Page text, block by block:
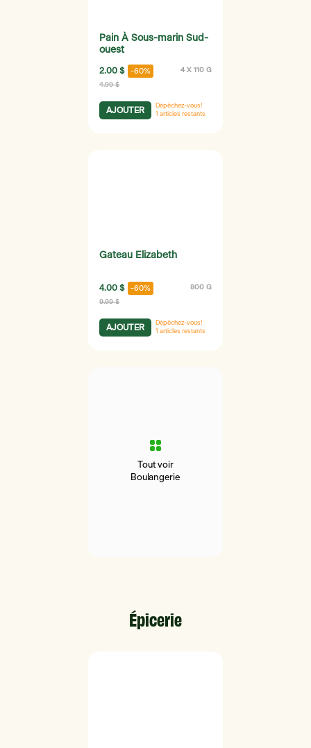
Pain À Sous-marin Sud-
ouest
2.00 $ -60% 4 X 110 G
4.99 $
AJOUTER
Dépêchez-vous!
1 articles restants
Gateau Elizabeth
4.00 $ -60% 800 G
9.99 $
AJOUTER
Dépêchez-vous!
1 articles restants
Tout voir
Boulangerie
Épicerie